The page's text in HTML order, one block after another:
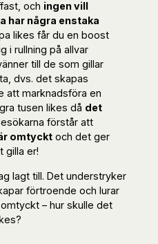
och ingen vill
har några enstaka
likes får du en boost
i rullning på allvar
till de som gillar
dvs. det skapas
att marknadsföra en
tusen likes då det
förstår att
omtyckt och det ger
gilla er!
lagt till. Det understryker
förtroende och lurar
– hur skulle det